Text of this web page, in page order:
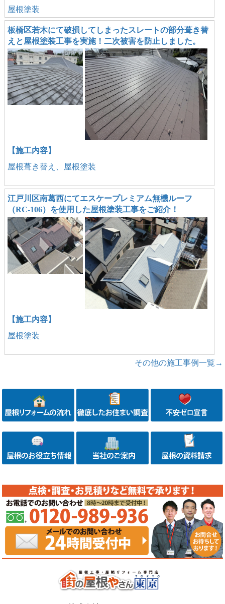
屋根塗装
板橋区若木にて破損してしまったスレートの部分葺き替
えと屋根塗装工事を実施！二次被害を防止しました。
【施工内容】
屋根葺き替え、屋根塗装
江戸川区南葛西にてエスケープレミアム無機ルーフ
（RC-106）を使用した屋根塗装工事をご紹介！
【施工内容】
屋根塗装
その他の施工事例一覧→